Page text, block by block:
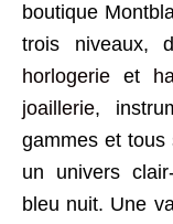
boutique
trois niveaux,
horlogerie et
joaillerie,
gammes et tous
un univers
bleu nuit. Une